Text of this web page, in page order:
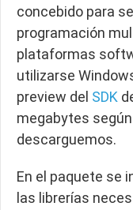
concebido para
programación
plataformas
utilizarse
preview del SDK
megabytes
descarguemos.
En el paquete se
las librerías